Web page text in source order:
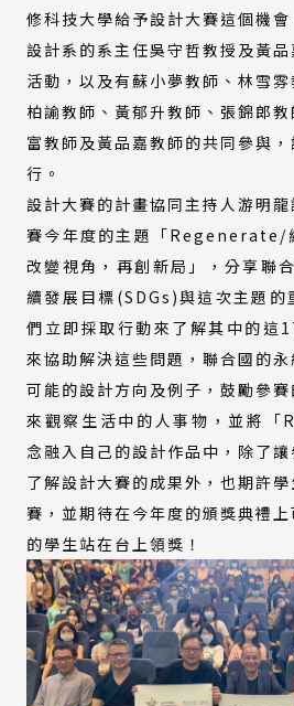
修科技大學給予設計大賽這個機
設計系的系主任吳守哲教授及黃
活動，以及有蘇小夢教師、林雪
柏諭教師、黃郁升教師、張錦郎
富教師及黃品嘉教師的共同參與
行。
設計大賽的計畫協同主持人游明
賽今年度的主題「Regenerate/
改變視角，再創新局」，分享聯
續發展目標(SDGs)與這次主題的
們立即採取行動來了解其中的這
來協助解決這些問題，聯合國的
可能的設計方向及例子，鼓勵參
來觀察生活中的人事物，並將
念融入自己的設計作品中，除了
了解設計大賽的成果外，也期許
賽，並期待在今年度的頒獎典禮
的學生站在台上領獎！